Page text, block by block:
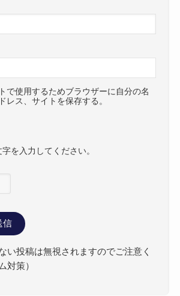
で使用するためブラウザーに自分の名
レス、サイトを保存する。
字を入力してください。
い投稿は無視されますのでご注意く
対策）